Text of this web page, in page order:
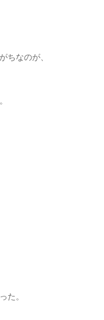
ちなのが、
た。